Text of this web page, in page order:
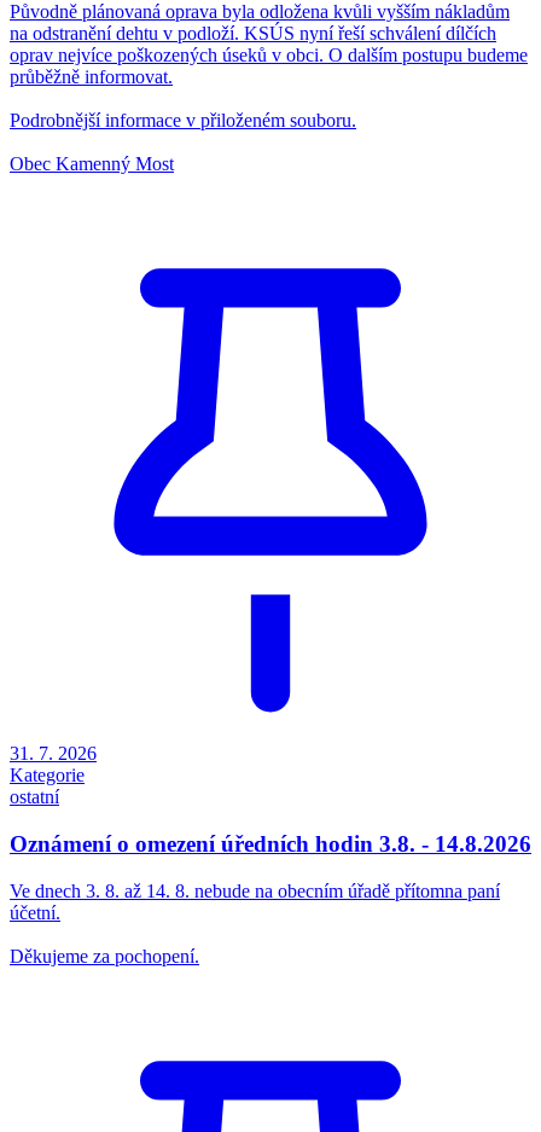
Původně plánovaná oprava byla odložena kvůli vyšším nákladům
na odstranění dehtu v podloží. KSÚS nyní řeší schválení dílčích
oprav nejvíce poškozených úseků v obci. O dalším postupu budeme
průběžně informovat.
Podrobnější informace v přiloženém souboru.
Obec Kamenný Most
31. 7. 2026
Kategorie
ostatní
Oznámení o omezení úředních hodin 3.8. - 14.8.2026
Ve dnech 3. 8. až 14. 8. nebude na obecním úřadě přítomna paní
účetní.
Děkujeme za pochopení.